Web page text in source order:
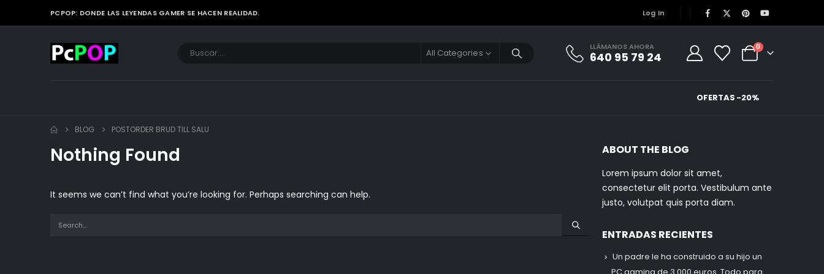
PCPOP: DONDE LAS LEYENDAS GAMER SE HACEN REALIDAD. Log In
All Categories
LLÁMANOS AHORA
640 95 79 24
0
OFERTAS -20%
BLOG POSTORDER BRUD TILL SALU
Nothing Found
It seems we can’t find what you’re looking for. Perhaps searching can help.
ABOUT THE BLOG
Lorem ipsum dolor sit amet,
consectetur elit porta. Vestibulum ante
justo, volutpat quis porta diam.
ENTRADAS RECIENTES
Un padre le ha construido a su hijo un